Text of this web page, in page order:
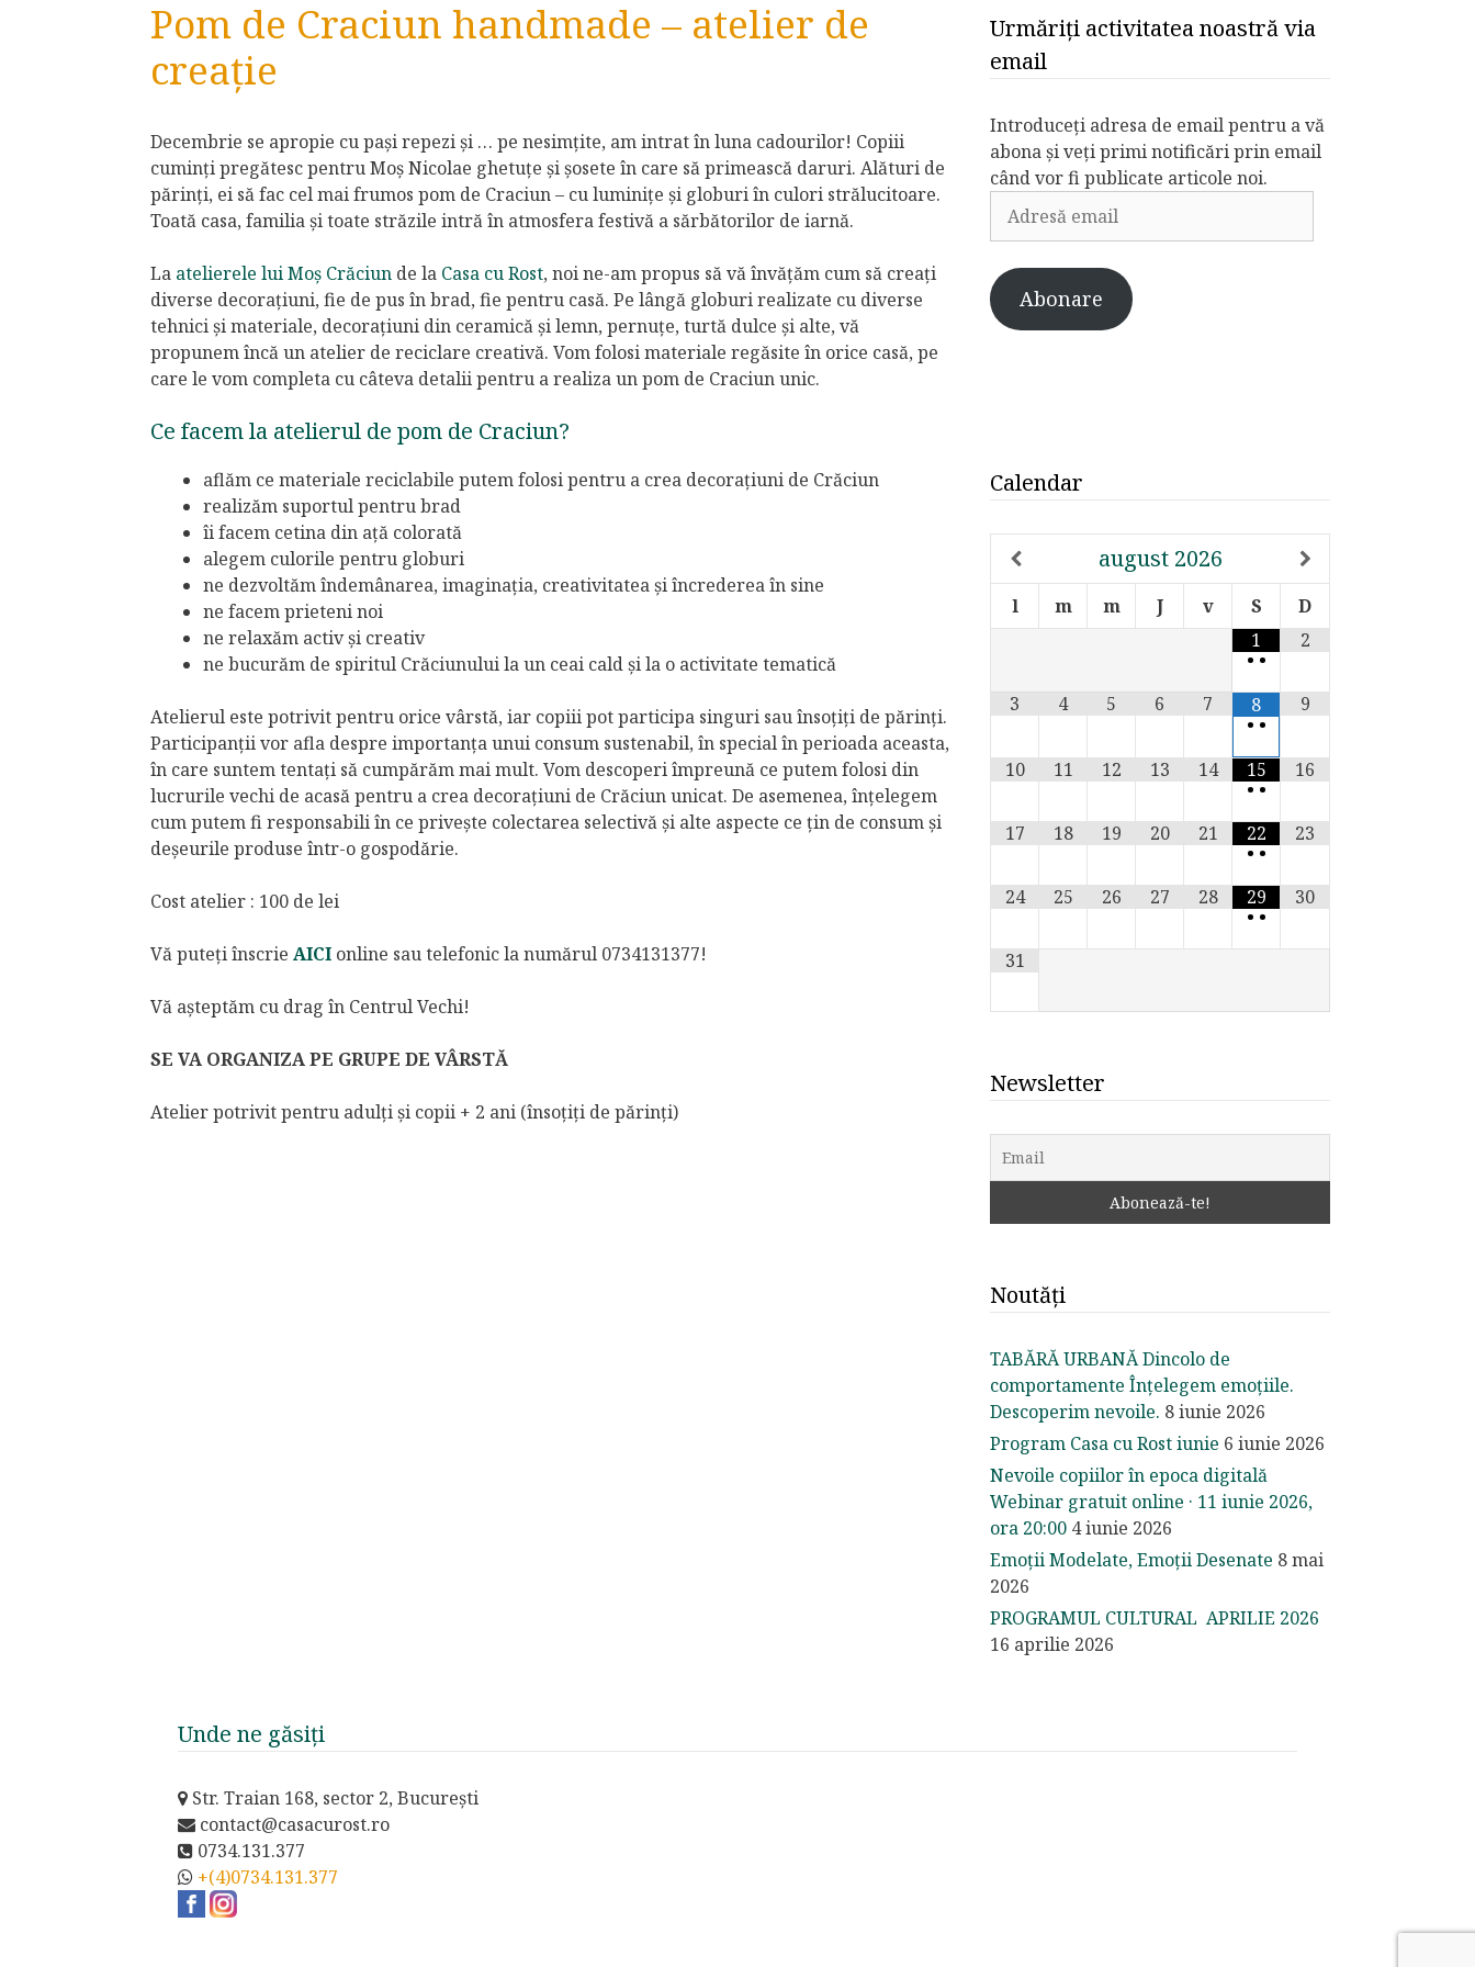
Pom de Craciun handmade – atelier de
creație
Decembrie se apropie cu pași repezi și … pe nesimțite, am intrat în luna cadourilor! Copiii
cuminți pregătesc pentru Moș Nicolae ghetuțe și șosete în care să primească daruri. Alături de
părinți, ei să fac cel mai frumos pom de Craciun – cu luminițe și globuri în culori strălucitoare.
Toată casa, familia și toate străzile intră în atmosfera festivă a sărbătorilor de iarnă.
La atelierele lui Moș Crăciun de la Casa cu Rost, noi ne-am propus să vă învățăm cum să creați
diverse decorațiuni, fie de pus în brad, fie pentru casă. Pe lângă globuri realizate cu diverse
tehnici și materiale, decorațiuni din ceramică și lemn, pernuțe, turtă dulce și alte, vă
propunem încă un atelier de reciclare creativă. Vom folosi materiale regăsite în orice casă, pe
care le vom completa cu câteva detalii pentru a realiza un pom de Craciun unic.
Ce facem la atelierul de pom de Craciun?
aflăm ce materiale reciclabile putem folosi pentru a crea decorațiuni de Crăciun
realizăm suportul pentru brad
îi facem cetina din ață colorată
alegem culorile pentru globuri
ne dezvoltăm îndemânarea, imaginația, creativitatea și încrederea în sine
ne facem prieteni noi
ne relaxăm activ și creativ
ne bucurăm de spiritul Crăciunului la un ceai cald și la o activitate tematică
Atelierul este potrivit pentru orice vârstă, iar copiii pot participa singuri sau însoțiți de părinți.
Participanții vor afla despre importanța unui consum sustenabil, în special în perioada aceasta,
în care suntem tentați să cumpărăm mai mult. Vom descoperi împreună ce putem folosi din
lucrurile vechi de acasă pentru a crea decorațiuni de Crăciun unicat. De asemenea, înțelegem
cum putem fi responsabili în ce privește colectarea selectivă și alte aspecte ce țin de consum și
deșeurile produse într-o gospodărie.
Cost atelier : 100 de lei
Vă puteți înscrie AICI online sau telefonic la numărul 0734131377!
Vă așteptăm cu drag în Centrul Vechi!
SE VA ORGANIZA PE GRUPE DE VÂRSTĂ
Atelier potrivit pentru adulți și copii + 2 ani (însoțiți de părinți)
Urmăriți activitatea noastră via
email
Introduceți adresa de email pentru a vă
abona și veți primi notificări prin email
când vor fi publicate articole noi.
Adresă
email
Abonare
Calendar
august 2026
l m m J v S
D
1
• •
2
3 4 5 6 7
8
• •
9
10 11 12 13 14
15
• •
16
17 18 19 20 21
22
• •
23
24 25 26 27 28
29
• •
30
31
Newsletter
Noutăți
TABĂRĂ URBANĂ Dincolo de
comportamente Înțelegem emoțiile.
Descoperim nevoile. 8 iunie 2026
Program Casa cu Rost iunie 6 iunie 2026
Nevoile copiilor în epoca digitală
Webinar gratuit online · 11 iunie 2026,
ora 20:00 4 iunie 2026
Emoții Modelate, Emoții Desenate 8 mai
2026
PROGRAMUL CULTURAL APRILIE 2026
16 aprilie 2026
Unde ne găsiți
Str. Traian 168, sector 2, București
contact@casacurost.ro
0734.131.377
+(4)0734.131.377